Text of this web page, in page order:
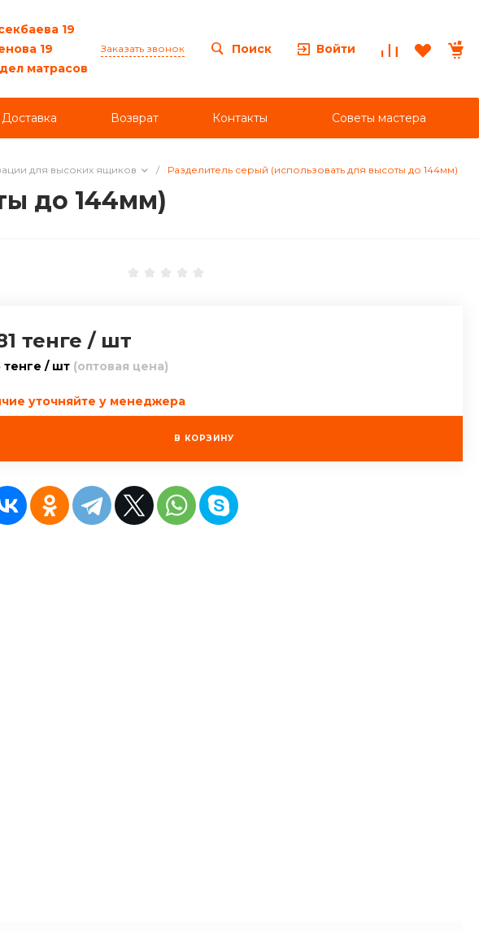
19
19
матрасов
Заказать звонок Поиск Войти
Доставка Возврат Контакты Советы мастера
для высоких ящиков / Разделитель серый (использовать для высоты до 144мм)
до 144мм)
тенге / шт
тенге / шт (оптовая цена)
уточняйте у менеджера
В КОРЗИНУ